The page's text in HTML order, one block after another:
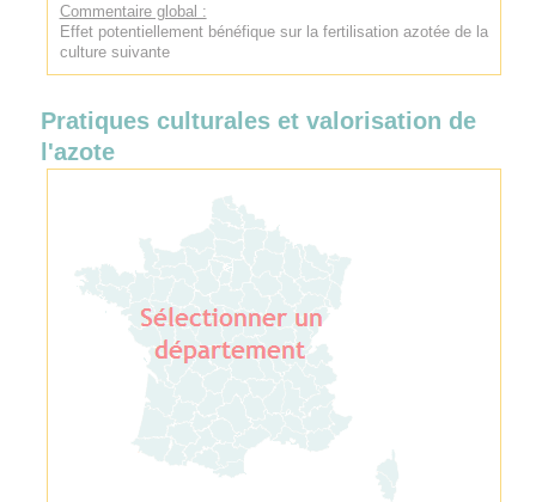
Commentaire global :
Effet potentiellement bénéfique sur la fertilisation azotée de la
culture suivante
Pratiques culturales et valorisation de
l'azote